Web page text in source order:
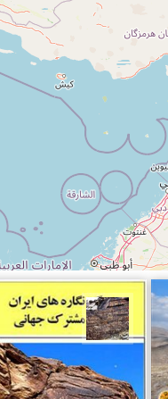
محمد ناصری فرد